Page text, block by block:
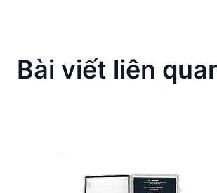
Bài viết liên